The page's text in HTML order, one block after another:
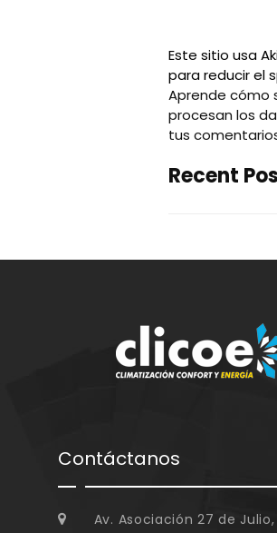
Este sitio usa
para reducir el
Aprende cómo
procesan los
tus
Recent
Contáctanos
Av. Asociación 27 de Julio,